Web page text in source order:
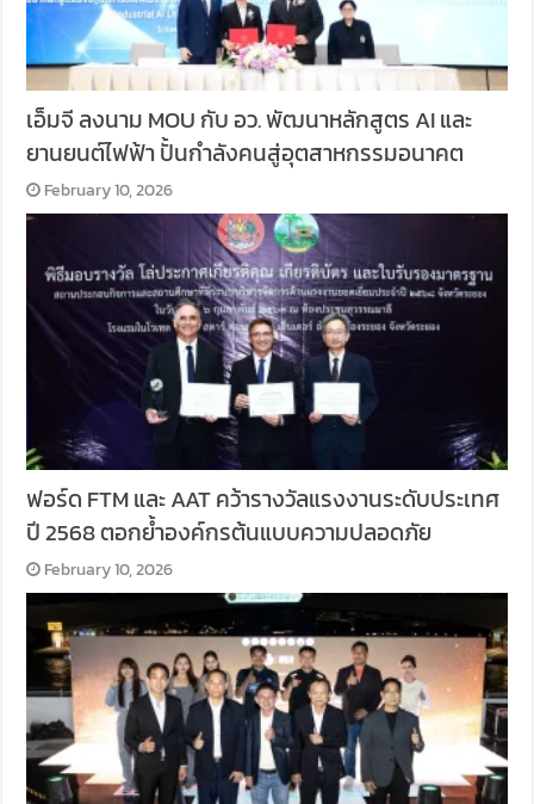
เอ็มจี ลงนาม MOU กับ อว. พัฒนาหลักสูตร AI และ
ยานยนต์ไฟฟ้า ปั้นกำลังคนสู่อุตสาหกรรมอนาคต
February 10, 2026
ฟอร์ด FTM และ AAT คว้ารางวัลแรงงานระดับประเทศ
ปี 2568 ตอกย้ำองค์กรต้นแบบความปลอดภัย
February 10, 2026